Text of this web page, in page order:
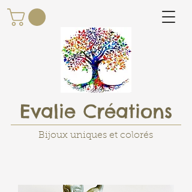
Evalie Créations
Bijoux uniques et colorés